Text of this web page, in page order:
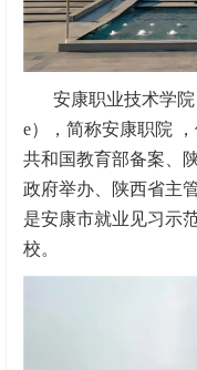
安康职业技术学院
e），简称安康职院
共和国教育部备案、
政府举办、陕西省主
是安康市就业见习示
校。